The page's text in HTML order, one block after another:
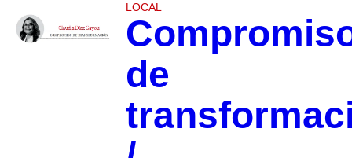
LOCAL
de